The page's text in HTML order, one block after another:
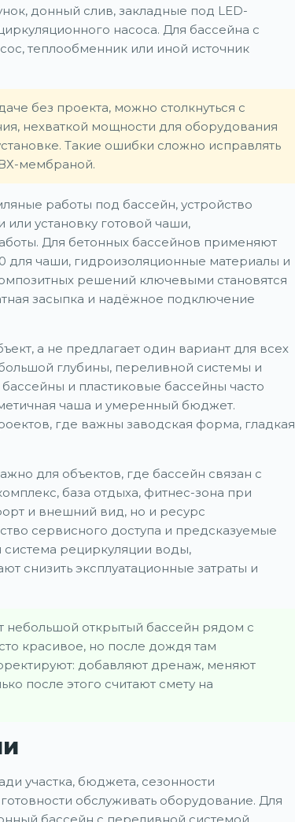
донный слив, закладные под LED-
насоса. Для бассейна с
теплообменник или иной источник
без проекта, можно столкнуться с
нехваткой мощности для оборудования
Такие ошибки сложно исправлять
мембраной.
работы под бассейн, устройство
установку готовой чаши,
Для бетонных бассейнов применяют
для чаши, гидроизоляционные материалы и
решений ключевыми становятся
засыпка и надёжное подключение
а не предлагает один вариант для всех
глубины, переливной системы и
и пластиковые бассейны часто
чаша и умеренный бюджет.
где важны заводская форма, гладкая
для объектов, где бассейн связан с
база отдыха, фитнес-зона при
и внешний вид, но и ресурс
сервисного доступа и предсказуемые
рециркуляции воды,
снизить эксплуатационные затраты и
небольшой открытый бассейн рядом с
красивое, но после дождя там
добавляют дренаж, меняют
после этого считают смету на
участка, бюджета, сезонности
обслуживать оборудование. Для